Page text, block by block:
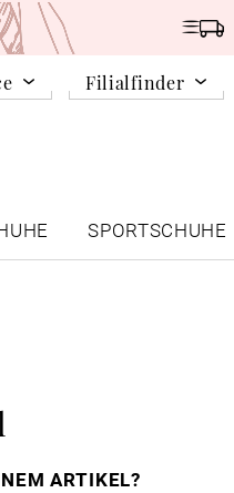
Filialfinder
SPORTSCHUHE
ARTIKEL?